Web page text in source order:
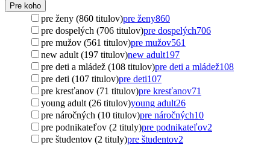
Pre koho
pre ženy (860 titulov)pre ženy860
pre dospelých (706 titulov)pre dospelých706
pre mužov (561 titulov)pre mužov561
new adult (197 titulov)new adult197
pre deti a mládež (108 titulov)pre deti a mládež108
pre deti (107 titulov)pre deti107
pre kresťanov (71 titulov)pre kresťanov71
young adult (26 titulov)young adult26
pre náročných (10 titulov)pre náročných10
pre podnikateľov (2 tituly)pre podnikateľov2
pre študentov (2 tituly)pre študentov2